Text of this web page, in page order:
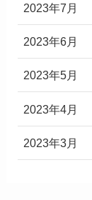
2023年7月
2023年6月
2023年5月
2023年4月
2023年3月